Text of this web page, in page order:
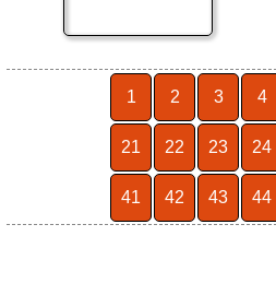
1 2 3 4
21 22 23 24
41 42 43 44